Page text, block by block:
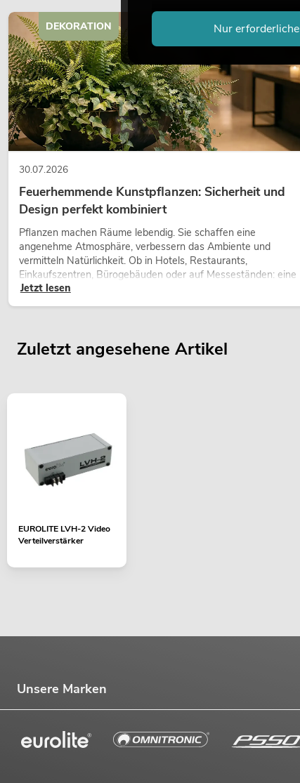
30.07.2026
Feuerhemmende Kunstpflanzen: Sicherheit und
Design perfekt kombiniert
Pflanzen machen Räume lebendig. Sie schaffen eine
angenehme Atmosphäre, verbessern das Ambiente und
vermitteln Natürlichkeit. Ob in Hotels, Restaurants,
Einkaufszentren, Bürogebäuden oder auf Messeständen: eine
hochwertige Begrünung gehört heute längst zum modernen
Jetzt lesen
DEKORATION
Zuletzt angesehene Artikel
EUROLITE LVH-2 Video
Verteilverstärker
Unsere Marken
Nur erforderliche